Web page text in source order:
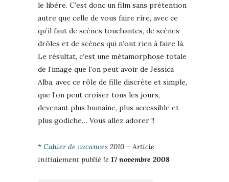
le libère. C’est donc un film sans prétention
autre que celle de vous faire rire, avec ce
qu’il faut de scènes touchantes, de scènes
drôles et de scènes qui n’ont rien à faire là.
Le résultat, c’est une métamorphose totale
de l’image que l’on peut avoir de Jessica
Alba, avec ce rôle de fille discrète et simple,
que l’on peut croiser tous les jours,
devenant plus humaine, plus accessible et
plus godiche… Vous allez adorer !!
* Cahier de vacances 2010 – Article
initialement publié le 17 novembre 2008